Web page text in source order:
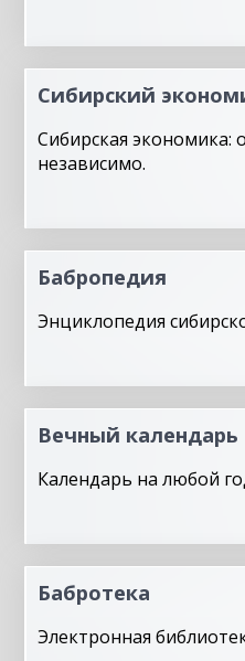
Сибирский
Сибирская экономика:
независимо.
Бабропедия
Энциклопедия
Вечный календарь
Календарь на любой
Бабротека
Электронная